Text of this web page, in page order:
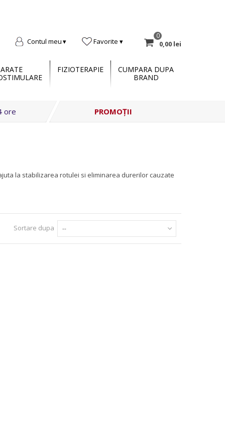
Contul meu Favorite
0
0,00 lei
FIZIOTERAPIE
CUMPARA DUPA
BRAND
ore PROMOȚII
la stabilizarea rotulei si eliminarea durerilor cauzate
Sortare dupa --